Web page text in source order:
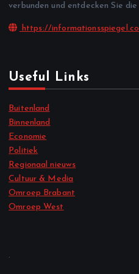
verbunden und entdecken Sie
https://
Useful Links
Buitenland
Binnenland
Economie
Politiek
Regionaal nieuws
Cultuur & Media
Omroep Brabant
Omroep West
.